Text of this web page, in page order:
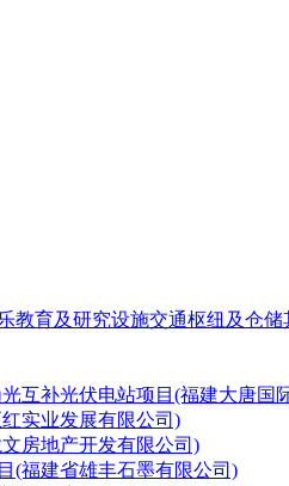
教育及研究设施交通枢纽及仓储
互补光伏电站项目(福建大唐国
实业发展有限公司)
房地产开发有限公司)
(福建省雄丰石墨有限公司)